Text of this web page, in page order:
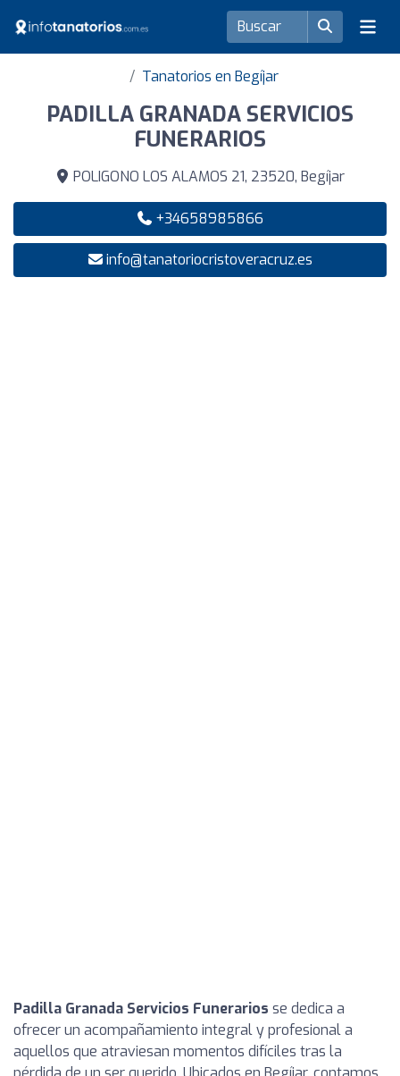
Tanatorios en Begíjar
PADILLA GRANADA SERVICIOS
FUNERARIOS
POLIGONO LOS ALAMOS 21, 23520, Begíjar
+34658985866
info@tanatoriocristoveracruz.es
Padilla Granada Servicios Funerarios se dedica a
ofrecer un acompañamiento integral y profesional a
aquellos que atraviesan momentos difíciles tras la